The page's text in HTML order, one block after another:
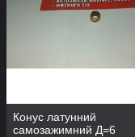
Конус латунний
самозажимний Д=6